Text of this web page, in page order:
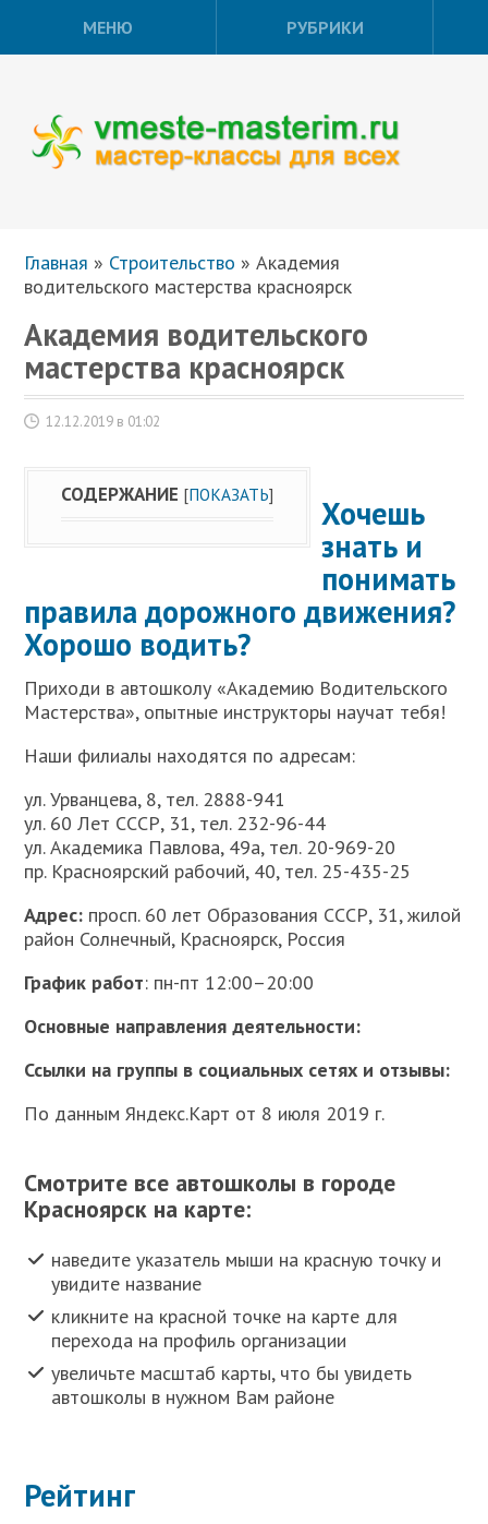
МЕНЮ РУБРИКИ
Главная » Строительство »Академия
водительского мастерства красноярск
Академия водительского
мастерства красноярск
12.12.2019 в 01:02
СОДЕРЖАНИЕ [ПОКАЗАТЬ]
Хочешь
знать и
понимать
правила дорожного движения?
Хорошо водить?
Приходи в автошколу «Академию Водительского
Мастерства», опытные инструкторы научат тебя!
Наши филиалы находятся по адресам:
ул. Урванцева, 8, тел. 2888-941
ул. 60 Лет СССР, 31, тел. 232-96-44
ул. Академика Павлова, 49а, тел. 20-969-20
пр. Красноярский рабочий, 40, тел. 25-435-25
Адрес: просп. 60 лет Образования СССР, 31, жилой
район Солнечный, Красноярск, Россия
График работ: пн-пт 12:00–20:00
Основные направления деятельности:
Ссылки на группы в социальных сетях и отзывы:
По данным Яндекс.Карт от 8 июля 2019 г.
Смотрите все автошколы в городе
Красноярск на карте:
наведите указатель мыши на красную точку и
увидите название
кликните на красной точке на карте для
перехода на профиль организации
увеличьте масштаб карты, что бы увидеть
автошколы в нужном Вам районе
Рейтинг